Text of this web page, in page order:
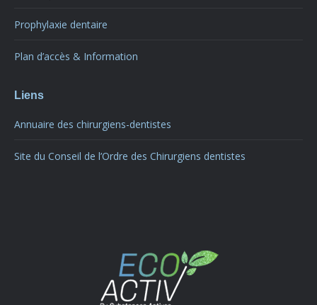
Prophylaxie dentaire
Plan d’accès & Information
Liens
Annuaire des chirurgiens-dentistes
Site du Conseil de l’Ordre des Chirurgiens dentistes